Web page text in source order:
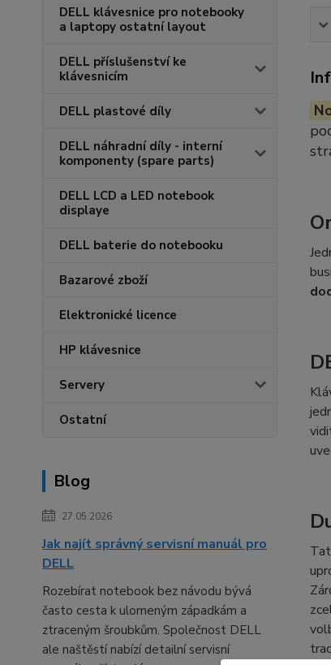
DELL klávesnice pro notebooky
a laptopy ostatní layout
DELL příslušenství ke
klávesnicím
DELL plastové díly
DELL náhradní díly - interní
komponenty (spare parts)
DELL LCD a LED notebook
displaye
DELL baterie do notebooku
Bazarové zboží
Elektronické licence
HP klávesnice
Servery
Ostatní
Blog
27.05.2026
Jak najít správný servisní manuál pro
DELL
Rozebírat notebook bez návodu bývá
často cesta k ulomeným západkám a
ztraceným šroubkům. Společnost DELL
ale naštěstí nabízí detailní servisní